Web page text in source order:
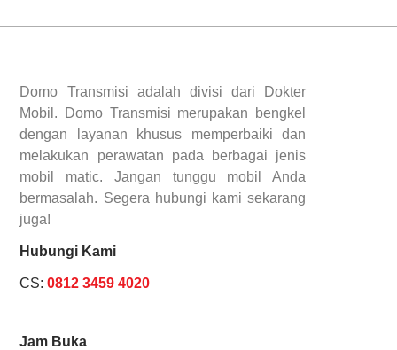
Domo Transmisi adalah divisi dari Dokter
Mobil. Domo Transmisi merupakan bengkel
dengan layanan khusus memperbaiki dan
melakukan perawatan pada berbagai jenis
mobil matic. Jangan tunggu mobil Anda
bermasalah. Segera hubungi kami sekarang
juga!
Hubungi Kami
CS:0812 3459 4020
Jam Buka